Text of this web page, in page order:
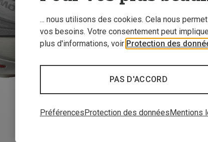
... nous utilisons des cookies. Cela nous
vos besoins. Votre consentement peut
plus d'informations, voir Protection des
PAS D'ACCORD
PréférencesProtection des donnéesMentions